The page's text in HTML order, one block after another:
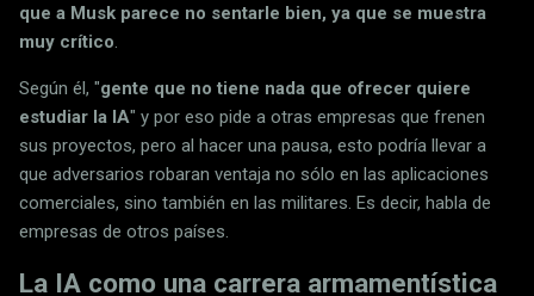
que a Musk parece no sentarle bien, ya que se muestra
muy crítico.
Según él, "gente que no tiene nada que ofrecer quiere
estudiar la IA" y por eso pide a otras empresas que frenen
sus proyectos, pero al hacer una pausa, esto podría llevar a
que adversarios robaran ventaja no sólo en las aplicaciones
comerciales, sino también en las militares. Es decir, habla de
empresas de otros países.
La IA como una carrera armamentística